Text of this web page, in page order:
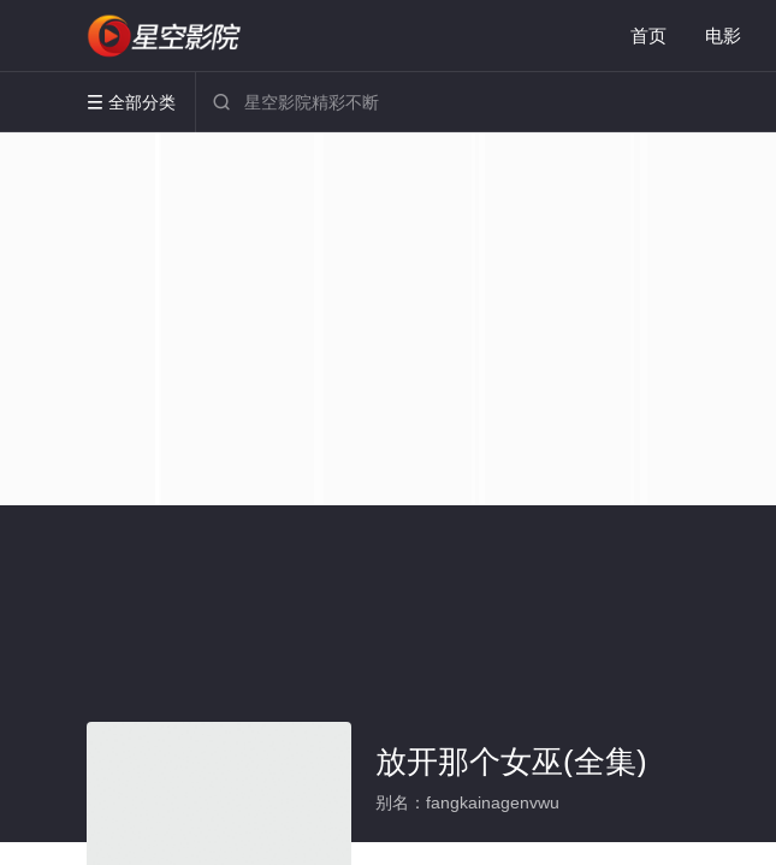
首页 电影
 全部分类 
放开那个女巫(全集)
别名：fangkainagenvwu